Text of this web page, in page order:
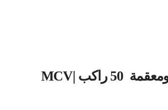
تأجير اتوبيسات وباصات 2020 سياحية ومعقمة 50 راكب MCV|